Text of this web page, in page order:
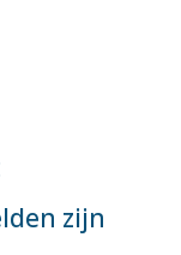
zijn